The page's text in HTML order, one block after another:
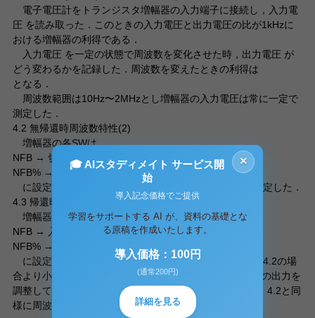
電子電圧計をトランジスタ増幅器の入力端子に接続し，入力電
圧 を読み取った．このときの入力電圧と出力電圧の比が1kHzに
おける増幅器の利得である．
入力電圧 を一定の状態で周波数を変化させた時，出力電圧 が
どう変わるかを記録した．周波数を変えたときの利得は
となる．
周波数範囲は10Hz〜2MHzとし増幅器の入力電圧は常に一定で
測定した．
4.2 無帰還時周波数特性(2)
増幅器の各SWは，
NFB → 切 → 入
NFB% → Z(＝中立) → 2.2&micro;F
に設定し，4.1と同様に周波数の変化に対する利得を測定した．
4.3 帰還時周波数特性（電流帰還）
増幅器の各SWを，
NFB → 入 → 入
NFB% → Z(＝中立) → 0.22&micro;F
に設定した．増幅器出力端子の電圧を測定すると4.1，4.2の場
合より小さくなっていた．そこで，1kHzにおける発振器の出力を
調整して4.1の場合と同じ電圧値に設定した．次に，4.1，4.2と同
様に周波数の変化に対する利得を測定した．
×
🎓 AIスタディメイト サービス開
始
導入記念価格でご提供
学習をサポートする AI が、資料の基礎とな
る原稿を作成いたします。
導入価格：100円
(通常200円)
詳細を見る